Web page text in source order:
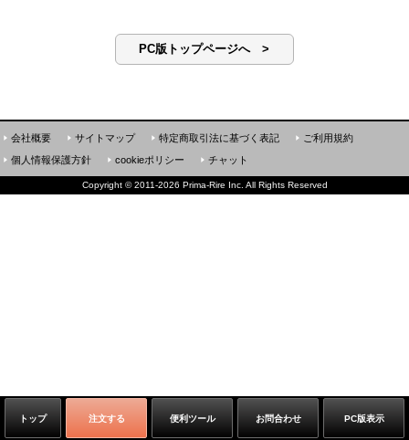
PC版トップページへ >
トップ 注文する 便利ツール お問合わせ PC版表示
会社概要 サイトマップ 特定商取引法に基づく表記
ご利用規約
個人情報保護方針
cookieポリシー チャット
Copyright ©2011-2026 Prima-Rire Inc. All Rights Reserved